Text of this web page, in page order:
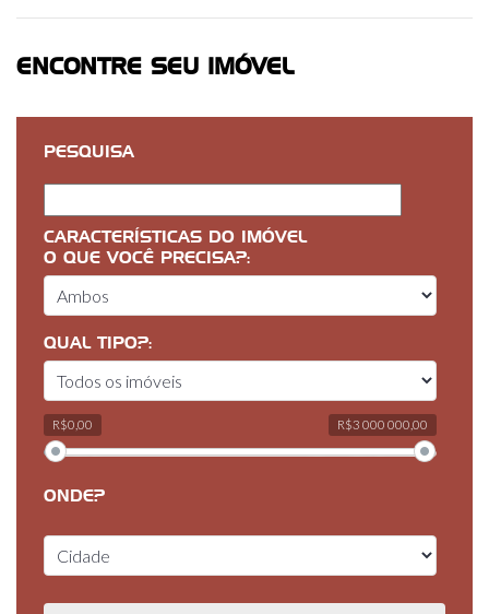
ENCONTRE SEU IMÓVEL
PESQUISA
CARACTERÍSTICAS DO IMÓVEL
O QUE VOCÊ PRECISA?:
QUAL TIPO?:
R$0,00 R$3 000 000,00
ONDE?